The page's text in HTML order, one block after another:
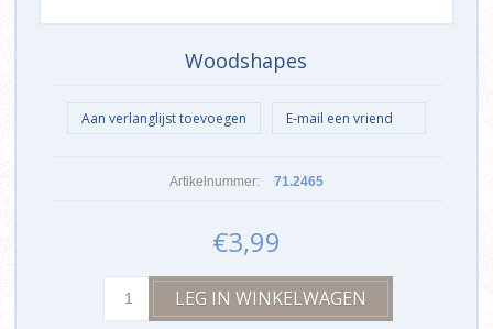
Woodshapes
Artikelnummer: 71.2465
€3,99